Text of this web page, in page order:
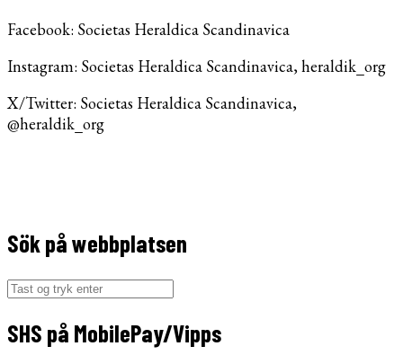
Facebook: Societas Heraldica Scandinavica
Instagram: Societas Heraldica Scandinavica, heraldik_org
X/Twitter: Societas Heraldica Scandinavica,
@heraldik_org
Sök på webbplatsen
Søg
SHS på MobilePay/Vipps